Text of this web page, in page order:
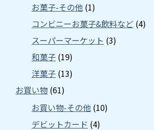
お菓子-その他 (1)
コンビニーお菓子&飲料など (4)
スーパーマーケット (3)
和菓子 (19)
洋菓子 (13)
お買い物 (61)
お買い物-その他 (10)
デビットカード (4)